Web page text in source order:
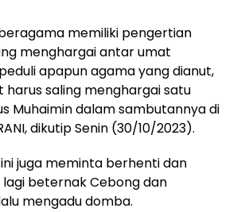
memiliki pengertian
menghargai antar umat
apapun agama yang dianut,
saling menghargai satu
Muhaimin dalam sambutannya di
dikutip Senin (30/10/2023).
ini juga meminta berhenti dan
beternak Cebong dan
mengadu domba.